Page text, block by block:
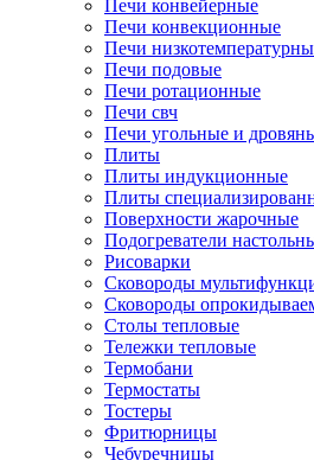
Печи конвейерные
Печи конвекционные
Печи
Печи подовые
Печи ротационные
Печи свч
Печи угольные и
Плиты
Плиты индукционные
Плиты
Поверхности жарочные
Подогреватели
Рисоварки
Сковороды
Сковороды
Столы тепловые
Тележки тепловые
Термобани
Термостаты
Тостеры
Фритюрницы
Чебуречницы